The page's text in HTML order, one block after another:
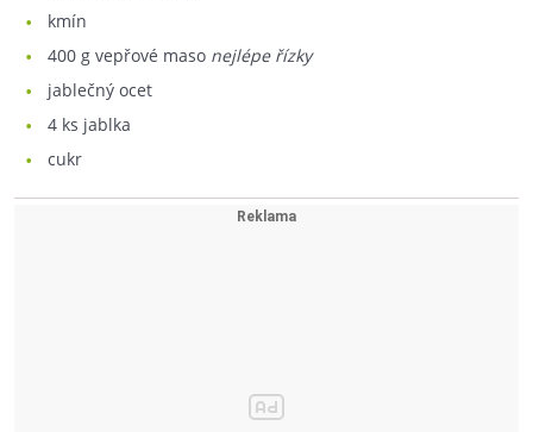
kmín
400 g vepřové maso nejlépe řízky
jablečný ocet
4 ks jablka
cukr